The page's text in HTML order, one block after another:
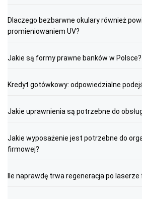
Dlaczego bezbarwne okulary również
promieniowaniem UV?
Jakie są formy prawne banków w Polsce?
Kredyt gotówkowy: odpowiedzialne
Jakie uprawnienia są potrzebne do
Jakie wyposażenie jest potrzebne do
firmowej?
Ile naprawdę trwa regeneracja po laserze